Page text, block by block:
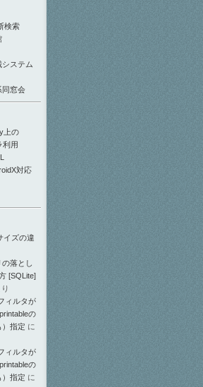
検索
ステム
同窓会
上の
利用
対応
イズの違
落とし
[SQLite]
り
ィルタが
の
）指定 に
ィルタが
の
）指定 に